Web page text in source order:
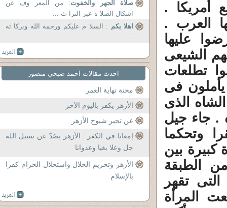
أمريكا .
العرب .
عليها
الشيعى
تطلعات
يأملون فى
الذى
. جاء جيل
وتحكما
كبيرة بين
الطبقة
تقهر
المرأة
صلاة الجهر والخفوت: من المعر وف عن
اشكال الصلا ه عبر الترا ث ...
اهلا بكم : السلا م عليكم ورحمة الله وبركا ته
...
احدث مقالات آحمد صبحي منصور
محنة نهاية العمر
الأزهر يكفر باليوم الآخر
عن تجبر شيوخ الأزهر
إمعانا في الكفر : الأزهر يصُدّ عن سبيل الله
جل وعلا بغيا وعدوانا
الأزهر وتحريم الحلال واستحلال الحرام كفرا
بالإسلام